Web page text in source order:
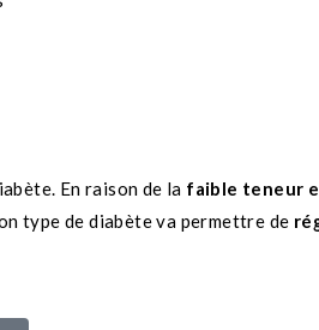
En raison de la faible teneur
type de diabète va permettre de